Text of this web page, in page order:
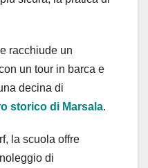
racchiude un
un tour in barca e
decina di
storico di Marsala.
la scuola offre
di